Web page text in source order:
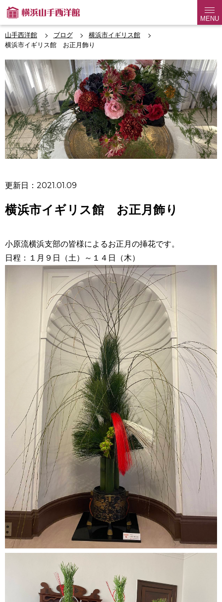
MENU
山手西洋館 ブログ
横浜市イギリス館
横浜市イギリス館 お正月飾り
更新日：2021.01.09
横浜市イギリス館 お正月飾り
小原流横浜支部の皆様によるお正月の挿花です。
日程：１月９日（土）～１４日（木）